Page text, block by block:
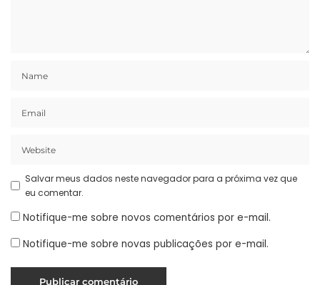
Salvar meus dados neste navegador para a próxima vez que
eu comentar.
Notifique-me sobre novos comentários por e-mail.
Notifique-me sobre novas publicações por e-mail.